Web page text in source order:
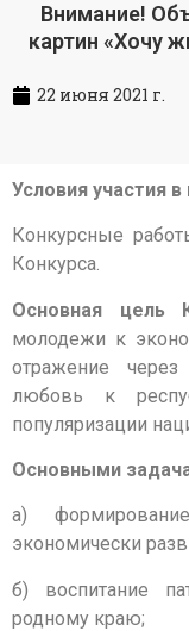
Внимание!
картин «Хочу
22 июня 2021 г.
Условия участия в
Конкурсные
Конкурса.
Основная цель
молодежи к
отражение через
любовь к
популяризации
Основными
а)
экономически
б) воспитание
родному краю;